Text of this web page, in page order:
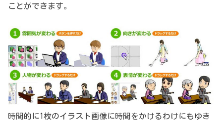
ことができます。
時間的に1枚のイラスト画像に時間をかけるわけにもゆき